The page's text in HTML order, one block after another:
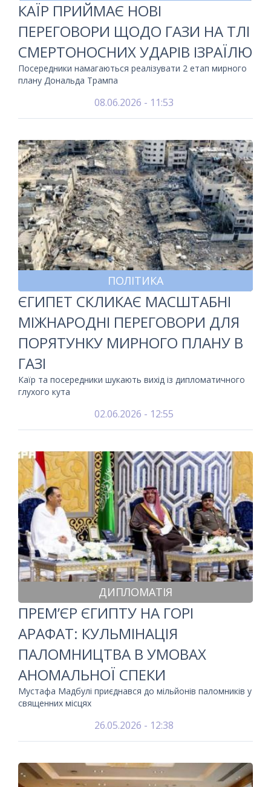
КАЇР ПРИЙМАЄ НОВІ
ПЕРЕГОВОРИ ЩОДО ГАЗИ НА ТЛІ
СМЕРТОНОСНИХ УДАРІВ ІЗРАЇЛЮ
Посередники намагаються реалізувати 2 етап мирного
плану Дональда Трампа
08.06.2026 - 11:53
ПОЛІТИКА
ЄГИПЕТ СКЛИКАЄ МАСШТАБНІ
МІЖНАРОДНІ ПЕРЕГОВОРИ ДЛЯ
ПОРЯТУНКУ МИРНОГО ПЛАНУ В
ГАЗІ
Каїр та посередники шукають вихід із дипломатичного
глухого кута
02.06.2026 - 12:55
ДИПЛОМАТІЯ
ПРЕМ’ЄР ЄГИПТУ НА ГОРІ
АРАФАТ: КУЛЬМІНАЦІЯ
ПАЛОМНИЦТВА В УМОВАХ
АНОМАЛЬНОЇ СПЕКИ
Мустафа Мадбулі приєднався до мільйонів паломників у
священних місцях
26.05.2026 - 12:38